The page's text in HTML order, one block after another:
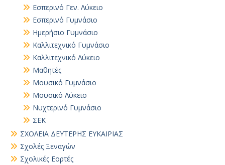
Εσπερινό Γεν. Λύκειο
Εσπερινό Γυμνάσιο
Ημερήσιο Γυμνάσιο
Καλλιτεχνικό Γυμνάσιο
Καλλιτεχνικό Λύκειο
Μαθητές
Μουσικό Γυμνάσιο
Μουσικό Λύκειο
Νυχτερινό Γυμνάσιο
ΣΕΚ
ΣΧΟΛΕΙΑ ΔΕΥΤΕΡΗΣ ΕΥΚΑΙΡΙΑΣ
Σχολές Ξεναγών
Σχολικές Εορτές